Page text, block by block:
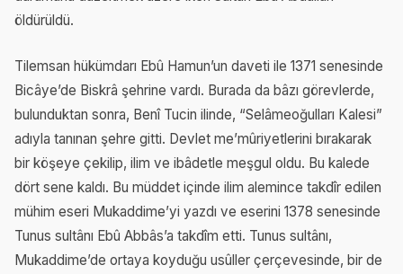
öldürüldü.
Tilemsan hükümdarı Ebû Hamun’un daveti ile 1371 senesinde
Bicâye’de Biskrâ şehrine vardı. Burada da bâzı görevlerde,
bulunduktan sonra, Benî Tucin ilinde, “Selâmeoğulları Kalesi”
adıyla tanınan şehre gitti. Devlet me’mûriyetlerini bırakarak
bir köşeye çekilip, ilim ve ibâdetle meşgul oldu. Bu kalede
dört sene kaldı. Bu müddet içinde ilim alemince takdîr edilen
mühim eseri Mukaddime’yi yazdı ve eserini 1378 senesinde
Tunus sultânı Ebû Abbâs’a takdîm etti. Tunus sultânı,
Mukaddime’de ortaya koyduğu usûller çerçevesinde, bir de